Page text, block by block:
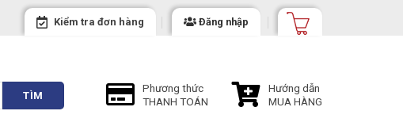
Kiểm tra đơn hàng Đăng nhập
TÌM
Phương thức
THANH TOÁN
Hướng dẫn
MUA HÀNG